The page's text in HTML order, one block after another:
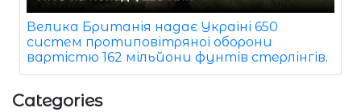
Велика Британія надає Україні 650
систем протиповітряної оборони
вартістю 162 мільйони фунтів стерлінгів.
Categories